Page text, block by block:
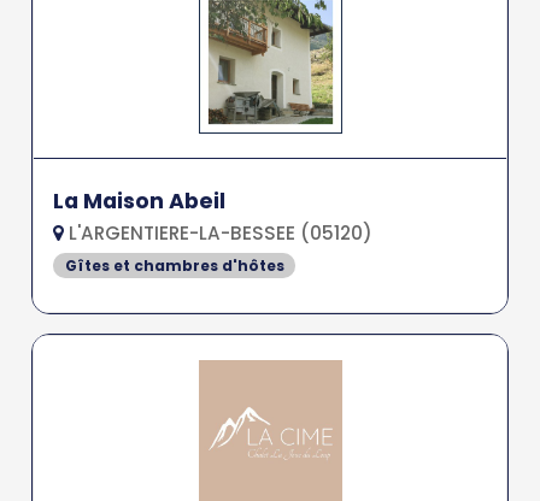
La Maison Abeil
L'ARGENTIERE-LA-BESSEE (05120)
Gîtes et chambres d'hôtes